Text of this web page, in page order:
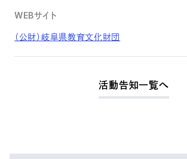
WEBサイト
（公財）岐阜県教育文化財団
活動告知一覧へ